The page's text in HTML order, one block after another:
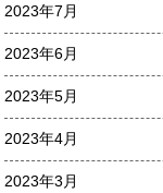
2023年7月
2023年6月
2023年5月
2023年4月
2023年3月